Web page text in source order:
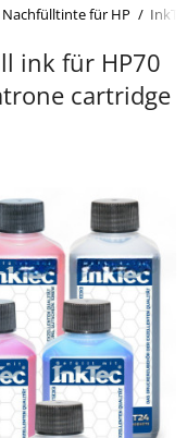
für HP
ink für HP70
cartridge